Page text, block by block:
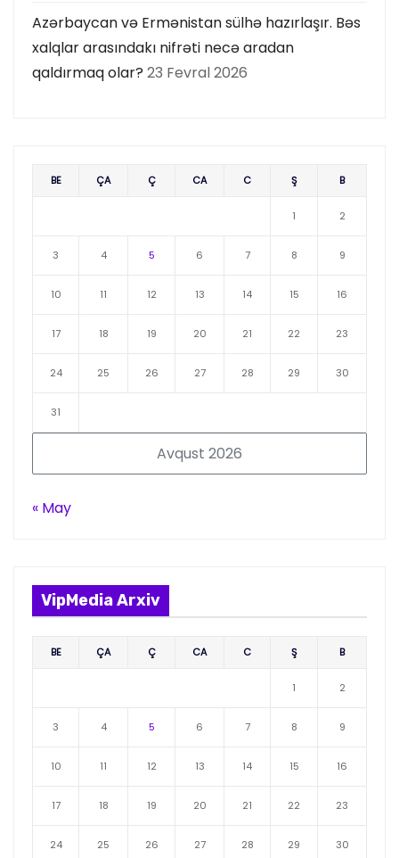
Azərbaycan və Ermənistan sülhə hazırlaşır. Bəs
xalqlar arasındakı nifrəti necə aradan
qaldırmaq olar? 23 Fevral 2026
Avqust 2026
BE ÇA Ç CA C Ş B
1 2
3 4 5 6 7 8 9
10 11 12 13 14 15 16
17 18 19 20 21 22 23
24 25 26 27 28 29 30
31
« May
VipMedia Arxiv
BE ÇA Ç CA C Ş B
1 2
3 4 5 6 7 8 9
10 11 12 13 14 15 16
17 18 19 20 21 22 23
24 25 26 27 28 29 30